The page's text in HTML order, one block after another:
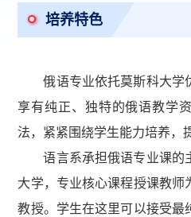
培养特色
俄语专业依托莫斯科大学
享有纯正、独特的俄语教学
法，紧紧围绕学生能力培养，
语言系承担俄语专业课的
大学，专业核心课程授课教师
教授。学生在这里可以接受最